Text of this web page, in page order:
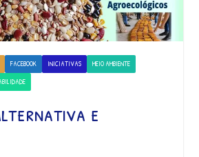
FACEBOOK INICIATIVAS
MEIO AMBIENTE
e